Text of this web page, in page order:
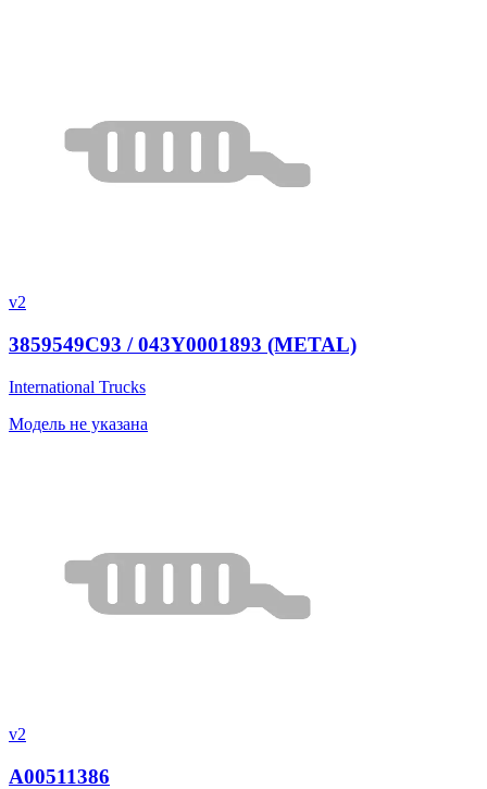
v2
3859549C93 / 043Y0001893 (METAL)
International Trucks
Модель не указана
v2
A00511386